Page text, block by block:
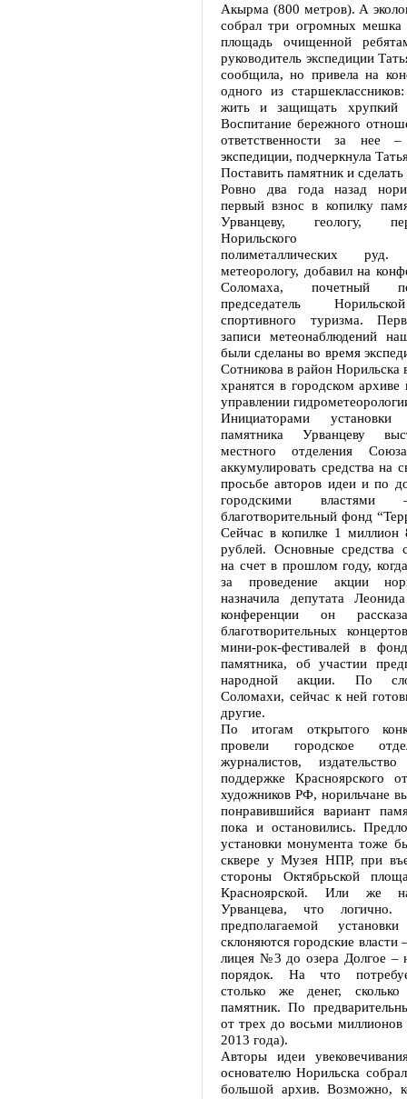
Акырма (800 метров). А
собрал три огромных мешка
площадь очищенной
руководитель экспедиции
сообщила, но привела на
одного из
жить и защищать хрупкий
Воспитание бережного
ответственности за нее
экспедиции, подчеркнула
Поставить памятник и
Ровно два года назад
первый взнос в копилку
Урванцеву, геологу,
Норильского
полиметаллических
метеорологу, добавил на
Соломаха, почетный
председатель
спортивного туризма.
записи метеонаблюдений
были сделаны во время
Сотникова в район Норильска
хранятся в городском
управлении
Инициаторами
памятника Урванцеву
местного отделения
аккумулировать средства на
просьбе авторов идеи и по
городскими властями
благотворительный фонд
Сейчас в копилке 1 миллион
рублей. Основные средства
на счет в прошлом году,
за проведение акции
назначила депутата
конференции он
благотворительных
мини-рок-фестивалей в фонд
памятника, об участии
народной акции. По
Соломахи, сейчас к ней
другие.
По итогам открытого
провели городское
журналистов,
поддержке Красноярского
художников РФ, норильчане
понравившийся вариант
пока и остановились.
установки монумента тоже
сквере у Музея НПР, при
стороны Октябрьской
Красноярской. Или же
Урванцева, что логично.
предполагаемой
склоняются городские власти
лицея №3 до озера Долгое –
порядок. На что
столько же денег,
памятник. По
от трех до восьми миллионов
2013 года).
Авторы идеи
основателю Норильска
большой архив. Возможно,